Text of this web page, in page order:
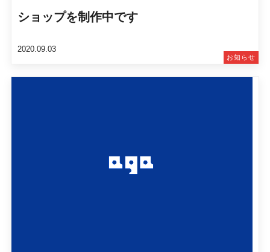
ショップを制作中です
2020.09.03
お知らせ